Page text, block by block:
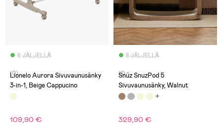
6 JÄLJELLÄ
(0)
Lionelo Aurora Sivuvaunusänky
3-in-1, Beige Cappucino
109,90 €
8 JÄLJELLÄ
(1)
Snüz SnuzPod 5
Sivuvaunusänky, Walnut
329,90 €